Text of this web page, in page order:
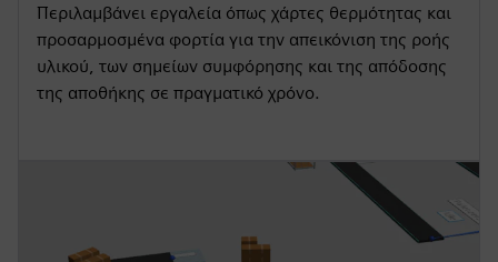
Περιλαμβάνει εργαλεία όπως χάρτες θερμότητας και
προσαρμοσμένα φορτία για την απεικόνιση της ροής
υλικού, των σημείων συμφόρησης και της απόδοσης
της αποθήκης σε πραγματικό χρόνο.